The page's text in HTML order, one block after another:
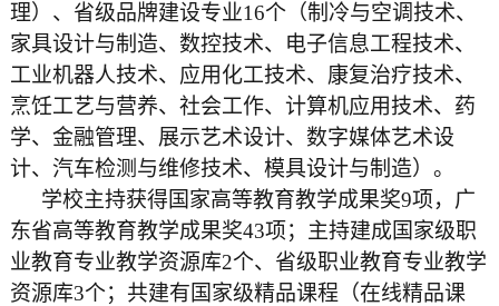
理）、省级品牌建设专业16个（制冷与空调技术、
家具设计与制造、数控技术、电子信息工程技术、
工业机器人技术、应用化工技术、康复治疗技术、
烹饪工艺与营养、社会工作、计算机应用技术、药
学、金融管理、展示艺术设计、数字媒体艺术设
计、汽车检测与维修技术、模具设计与制造）。
学校主持获得国家高等教育教学成果奖9项，广
东省高等教育教学成果奖43项；主持建成国家级职
业教育专业教学资源库2个、省级职业教育专业教学
资源库3个；共建有国家级精品课程（在线精品课